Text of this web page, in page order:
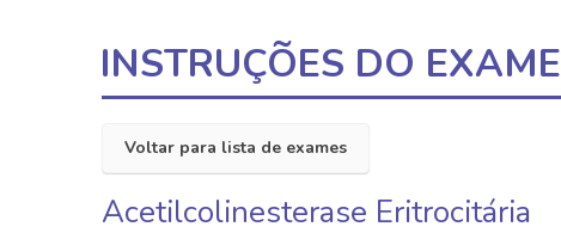
INSTRUÇÕES DO EXAME
Voltar para lista de exames
Acetilcolinesterase Eritrocitária